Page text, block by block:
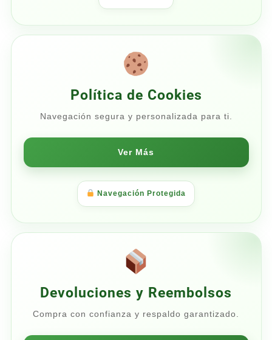
Política de Cookies
Navegación segura y personalizada para ti.
Ver Más
Navegación Protegida
Devoluciones y Reembolsos
Compra con confianza y respaldo garantizado.